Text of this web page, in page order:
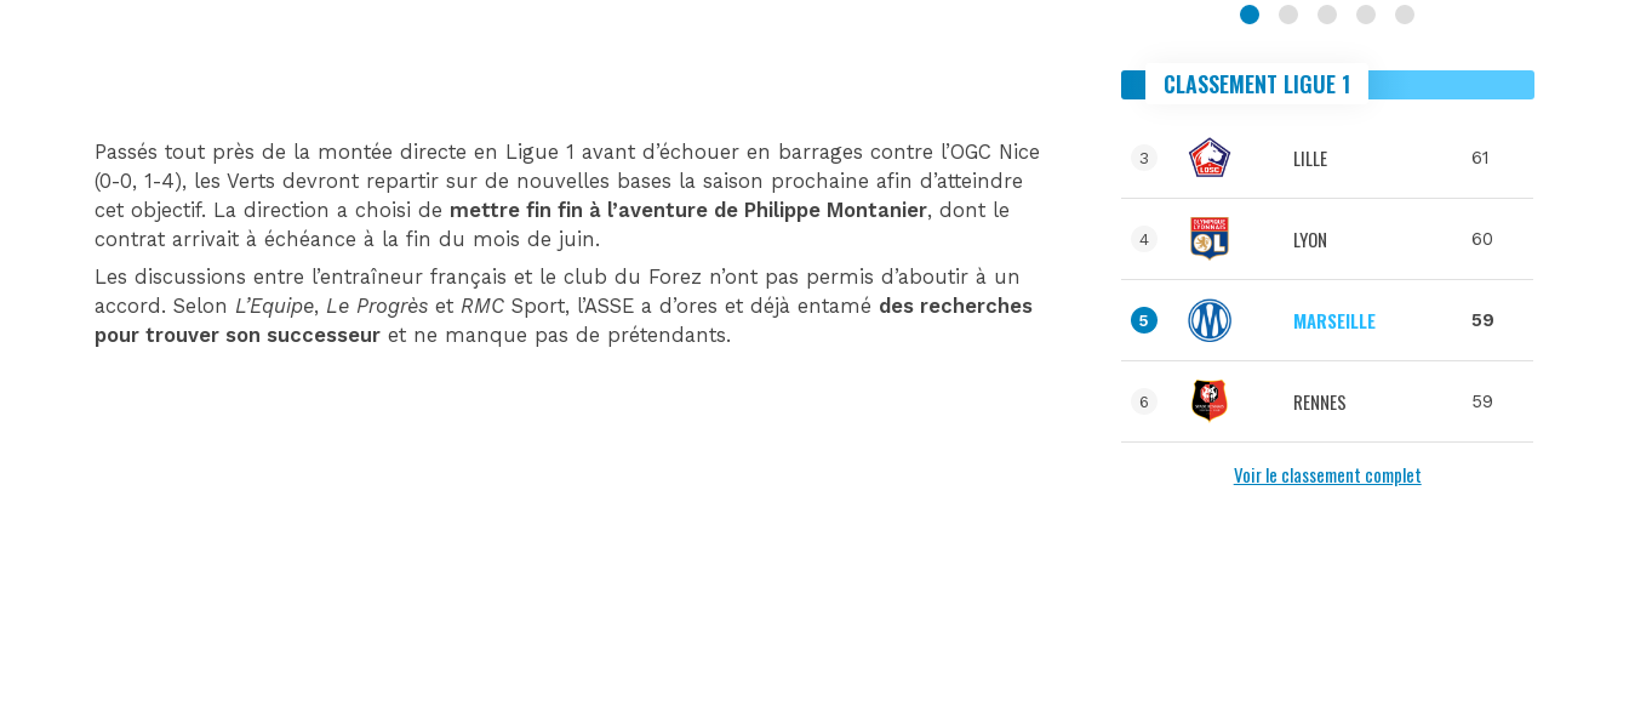
Passés tout près de la montée directe en Ligue 1 avant d’échouer en barrages contre l’OGC Nice
(0-0, 1-4), les Verts devront repartir sur de nouvelles bases la saison prochaine afin d’atteindre
cet objectif. La direction a choisi de mettre fin fin à l’aventure de Philippe Montanier, dont le
contrat arrivait à échéance à la fin du mois de juin.
Les discussions entre l’entraîneur français et le club du Forez n’ont pas permis d’aboutir à un
accord. Selon L’Equipe, Le Progrès et RMCSport, l’ASSE a d’ores et déjà entamé des recherches
pour trouver son successeur et ne manque pas de prétendants.
CLASSEMENT LIGUE 1
3 LILLE 61
4 LYON 60
5 MARSEILLE 59
6 RENNES 59
Voir le classement complet